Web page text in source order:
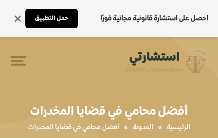
احصل على استشارة قانونية مجانية فورًا حمل التطبيق
أفضل محامي في قضايا المخدرات
الرئيسية » المدونة » أفضل محامي في قضايا المخدرات